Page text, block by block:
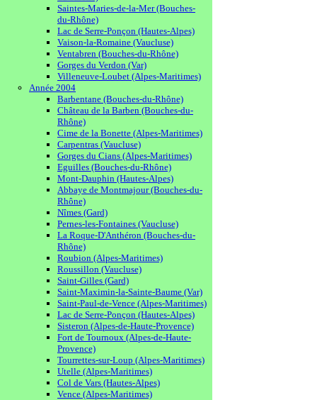
Saintes-Maries-de-la-Mer (Bouches-
du-Rhône)
Lac de Serre-Ponçon (Hautes-Alpes)
Vaison-la-Romaine (Vaucluse)
Ventabren (Bouches-du-Rhône)
Gorges du Verdon (Var)
Villeneuve-Loubet (Alpes-Maritimes)
Année 2004
Barbentane (Bouches-du-Rhône)
Château de la Barben (Bouches-du-
Rhône)
Cime de la Bonette (Alpes-Maritimes)
Carpentras (Vaucluse)
Gorges du Cians (Alpes-Maritimes)
Eguilles (Bouches-du-Rhône)
Mont-Dauphin (Hautes-Alpes)
Abbaye de Montmajour (Bouches-du-
Rhône)
Nîmes (Gard)
Pernes-les-Fontaines (Vaucluse)
La Roque-D'Anthéron (Bouches-du-
Rhône)
Roubion (Alpes-Maritimes)
Roussillon (Vaucluse)
Saint-Gilles (Gard)
Saint-Maximin-la-Sainte-Baume (Var)
Saint-Paul-de-Vence (Alpes-Maritimes)
Lac de Serre-Ponçon (Hautes-Alpes)
Sisteron (Alpes-de-Haute-Provence)
Fort de Tournoux (Alpes-de-Haute-
Provence)
Tourrettes-sur-Loup (Alpes-Maritimes)
Utelle (Alpes-Maritimes)
Col de Vars (Hautes-Alpes)
Vence (Alpes-Maritimes)